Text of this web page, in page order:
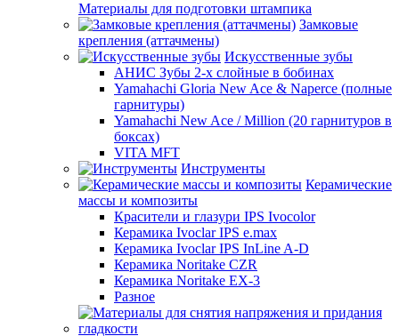
Материалы для подготовки штампика
Замковые
крепления (аттачмены)
Искусственные зубы
АНИС Зубы 2-х слойные в бобинах
Yamahachi Gloria New Ace & Naperce (полные
гарнитуры)
Yamahachi New Ace / Million (20 гарнитуров в
боксах)
VITA MFT
Инструменты
Керамические
массы и композиты
Красители и глазури IPS Ivocolor
Керамика Ivoclar IPS e.max
Керамика Ivoclar IPS InLine A-D
Керамика Noritake CZR
Керамика Noritake EX-3
Разное